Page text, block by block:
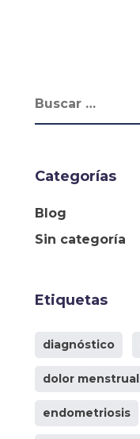
Categorías
Blog
Sin categoría
Etiquetas
diagnóstico
dolor menstrual
endometriosis